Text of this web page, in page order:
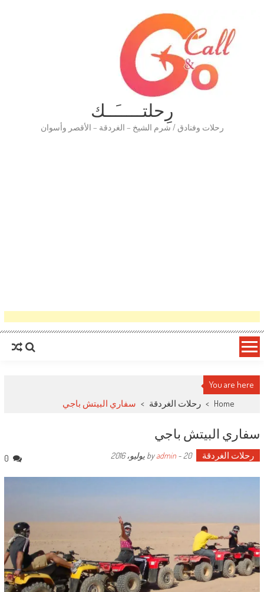
رِحلتـــــَــك
رحلات وفنادق / شرم الشيخ – الغردقة – الأقصر وأسوان
You are here
Home
> رحلات الغردقة > سفاري البيتش باجي
سفاري البيتش باجي
رحلات الغردقة by
admin - 20 يوليو، 2016 0